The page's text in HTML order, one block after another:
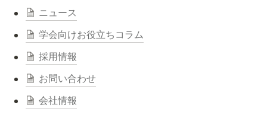
ニュース
学会向けお役立ちコラム
採用情報
お問い合わせ
会社情報